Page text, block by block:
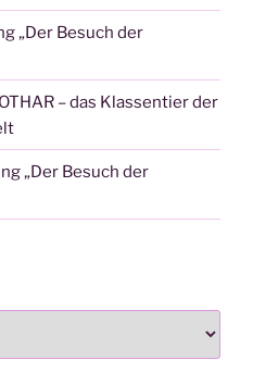
„Der Besuch der
– das Klassentier der
„Der Besuch der